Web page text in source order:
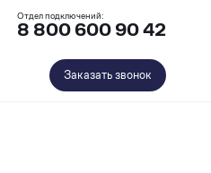
Отдел подключений:
8 800 600 90 42
Заказать звонок